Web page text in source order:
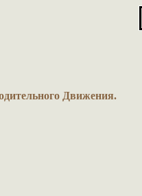
Движения.